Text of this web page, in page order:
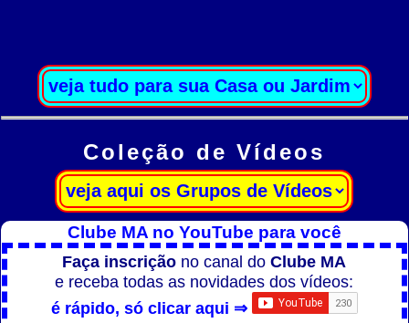
Coleção de Vídeos
Clube MA no YouTube para você
Faça inscrição no canal doClube MA
e receba todas as novidades dos vídeos:
é rápido, só clicar aqui ⇒